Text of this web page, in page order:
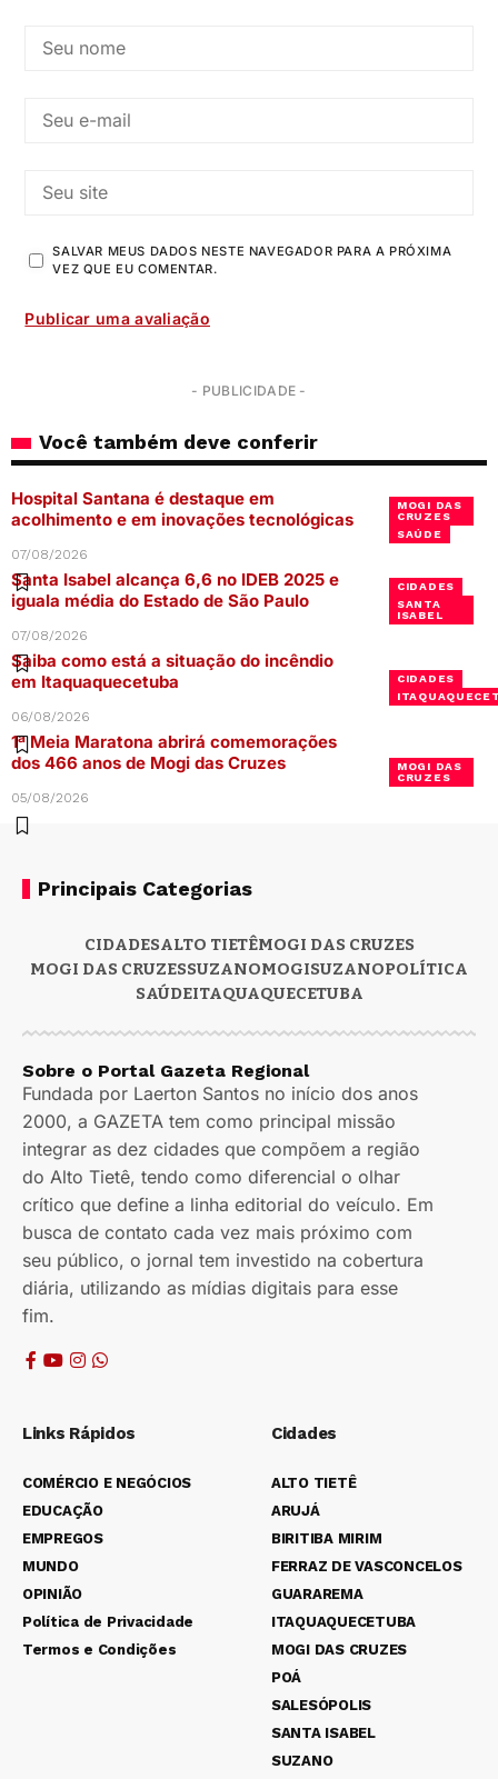
SALVAR MEUS DADOS NESTE NAVEGADOR PARA A PRÓXIMA
VEZ QUE EU COMENTAR.
- PUBLICIDADE -
Você também deve conferir
MOGI DAS
CRUZES
SAÚDE
Hospital Santana é destaque em
acolhimento e em inovações tecnológicas
07/08/2026
CIDADES
SANTA
ISABEL
Santa Isabel alcança 6,6 no IDEB 2025 e
iguala média do Estado de São Paulo
07/08/2026
CIDADES
Saiba como está a situação do incêndio
em Itaquaquecetuba
06/08/2026
MOGI DAS
CRUZES
1ª Meia Maratona abrirá comemorações
dos 466 anos de Mogi das Cruzes
05/08/2026
Principais Categorias
CIDADESALTO TIETÊMOGI DAS CRUZES
MOGI DAS CRUZESSUZANOMOGISUZANOPOLÍTICA
SAÚDEITAQUAQUECETUBA
Sobre o Portal Gazeta Regional
Fundada por Laerton Santos no início dos anos
2000, a GAZETA tem como principal missão
integrar as dez cidades que compõem a região
do Alto Tietê, tendo como diferencial o olhar
crítico que define a linha editorial do veículo. Em
busca de contato cada vez mais próximo com
seu público, o jornal tem investido na cobertura
diária, utilizando as mídias digitais para esse
fim.
Links Rápidos
COMÉRCIO E NEGÓCIOS
EDUCAÇÃO
EMPREGOS
MUNDO
OPINIÃO
Política de Privacidade
Termos e Condições
Cidades
ALTO TIETÊ
ARUJÁ
BIRITIBA MIRIM
FERRAZ DE VASCONCELOS
GUARAREMA
ITAQUAQUECETUBA
MOGI DAS CRUZES
POÁ
SALESÓPOLIS
SANTA ISABEL
SUZANO